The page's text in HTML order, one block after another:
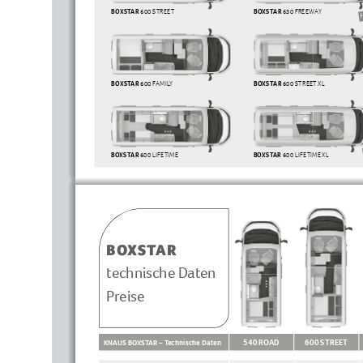
BOXSTAR 600 LIFETIME BOXSTAR 600 LIFETIME XL
BOXSTAR 600 STREE T BOXSTAR 630 F RE E WAY
BOXSTAR 600 FAMILY BOXSTAR 600 STREE T XL
BOXSTAR
technische Daten
Preise
KNAUS BOXSTAR – Technische Daten 540 ROAD 600 STREET